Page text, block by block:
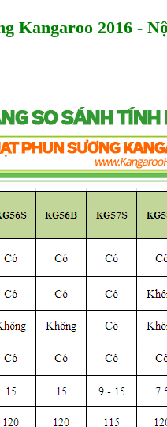
Kangaroo 2016 -